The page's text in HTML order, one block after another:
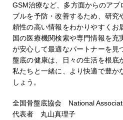
GSM治療など、多方面からのアプ
ブルを予防・改善するため、研究
頼性の高い情報をわかりやすくお
国の医療機関検索や専門情報を充
が安心して最適なパートナーを見
盤底の健康は、日々の生活を根底
私たちと一緒に、より快適で豊か
しょう。
全国骨盤底協会 National
代表者 丸山真理子